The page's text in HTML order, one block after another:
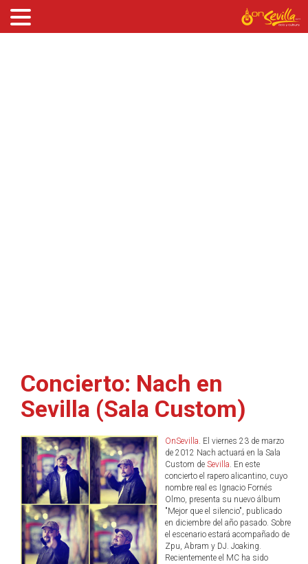
Concierto: Nach en
Sevilla (Sala Custom)
OnSevilla. El viernes 23 de marzo
de 2012 Nach actuará en la Sala
Custom de Sevilla. En este
concierto el rapero alicantino, cuyo
nombre real es Ignacio Fornés
Olmo, presenta su nuevo álbum
"Mejor que el silencio", publicado
en diciembre del año pasado. Sobre
el escenario estará acompañado de
Zpu, Abram y DJ. Joaking.
Recientemente el MC ha sido